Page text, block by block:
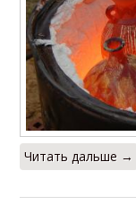
Читать дальше →